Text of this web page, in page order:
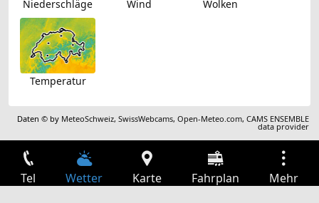
Niederschläge Wind Wolken
Temperatur
Daten © by MeteoSchweiz,SwissWebcams,Open-Meteo.com,CAMS ENSEMBLE
data provider
Tel Wetter Karte Fahrplan Mehr